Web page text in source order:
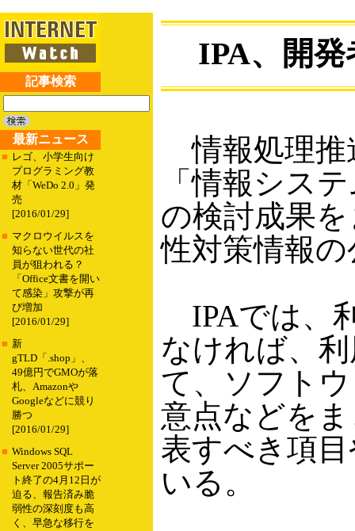
記事検索
最新ニュース
■ レゴ、小学生向け
プログラミング教
材「WeDo 2.0」発
売
[2016/01/29]
■ マクロウイルスを
知らない世代の社
員が狙われる？
「Office文書を開い
て感染」攻撃が再
び増加
[2016/01/29]
■ 新
gTLD「.shop」、
49億円でGMOが落
札、Amazonや
Googleなどに競り
勝つ
[2016/01/29]
■ Windows SQL
Server 2005サポー
ト終了の4月12日が
迫る、報告済み脆
弱性の深刻度も高
く、早急な移行を
IPA、開
情報処理推
「情報シス
の検討成果
性対策情報
IPAでは、
なければ、
て、ソフト
意点などを
表すべき項
いる。